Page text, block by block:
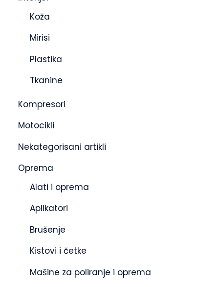
Koža
Mirisi
Plastika
Tkanine
Kompresori
Motocikli
Nekategorisani artikli
Oprema
Alati i oprema
Aplikatori
Brušenje
Kistovi i četke
Mašine za poliranje i oprema